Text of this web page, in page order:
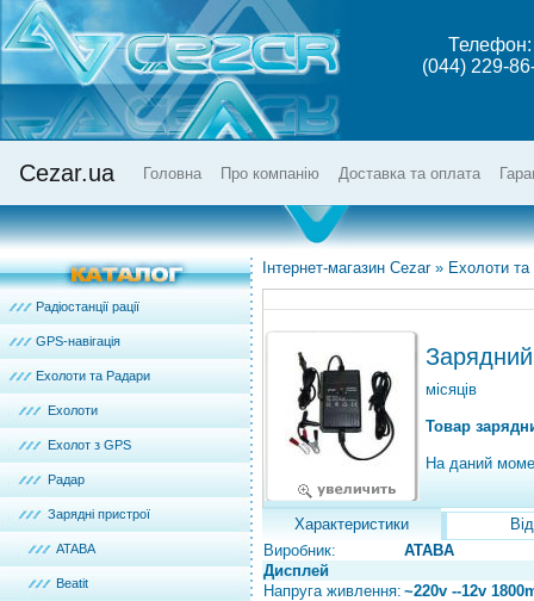
Телефон:
(044) 229-
Cezar.ua Головна Про компанію Доставка та оплата
Радіостанції рації
GPS-навігація
Ехолоти та Радари
Ехолоти
Ехолот з GPS
Радар
Зарядні пристрої
ATABA
Beatit
Інтернет-магазин Cezar » Ехолоти
місяців
Товар
На даний
Характеристики
Виробник:
ATABA
Дисплей
Напруга живлення: ~220v --12v